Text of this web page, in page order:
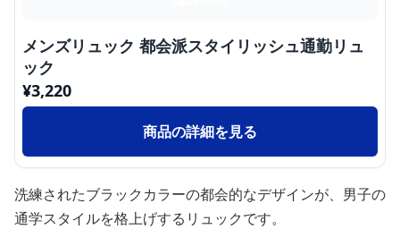
メンズリュック 都会派スタイリッシュ通勤リュ
ック
¥3,220
商品の詳細を見る
洗練されたブラックカラーの都会的なデザインが、男子の
通学スタイルを格上げするリュックです。